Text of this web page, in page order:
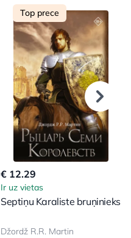
Top prece
€ 12.29
Ir uz vietas
Septiņu Karaliste bruņinieks
Džordž R.R. Martin